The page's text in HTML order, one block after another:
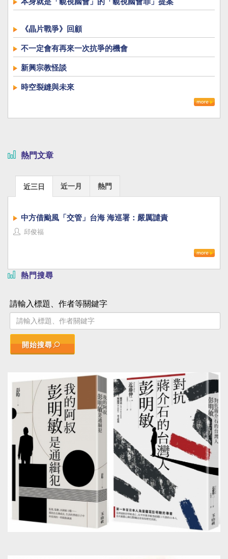
《晶片戰爭》回顧
不一定會有再來一次抗爭的機會
新興宗教怪談
時空裂縫與未來
熱門文章
近三日 近一月 熱門
中方借颱風「交管」台海 海巡署：嚴厲譴責
邱俊福
熱門搜尋
請輸入標題、作者等關鍵字
開始搜尋